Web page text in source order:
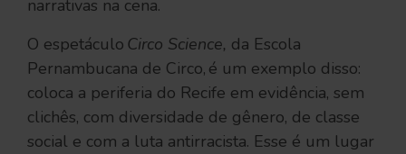
narrativas na cena.
O espetáculo Circo Science, da Escola
Pernambucana de Circo, é um exemplo disso:
coloca a periferia do Recife em evidência, sem
clichês, com diversidade de gênero, de classe
social e com a luta antirracista. Esse é um lugar